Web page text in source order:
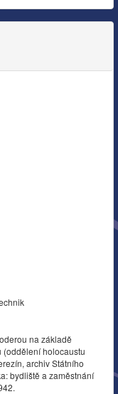
na základě
(oddělení holocaustu
archiv Státního
bydliště a zaměstnání